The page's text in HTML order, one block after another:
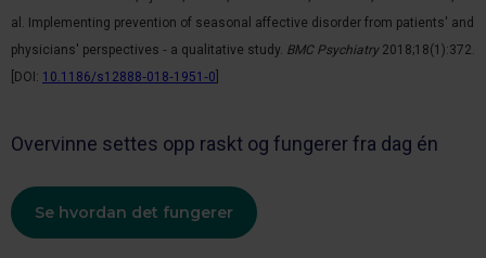
al. Implementing prevention of seasonal affective disorder from patients' and
physicians' perspectives ‐ a qualitative study. BMC Psychiatry 2018;18(1):372.
[DOI: 10.1186/s12888‐018‐1951‐0
Overvinne settes opp raskt og fungerer fra dag én
Se hvordan det fungerer